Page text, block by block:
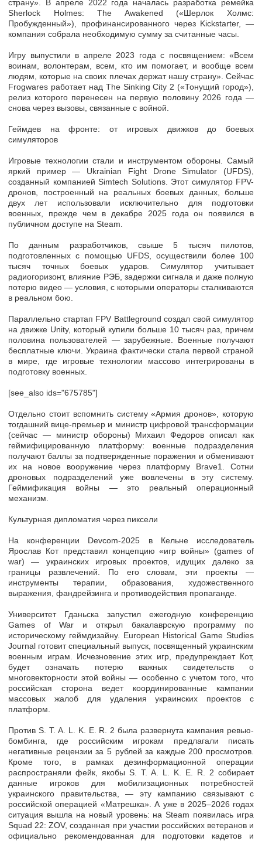
страну». В апреле 2022 года началась разработка ремейка
Sherlock Holmes: The Awakened («Шерлок Холмс:
Пробужденный»), профинансированного через Kickstarter, —
компания собрала необходимую сумму за считанные часы.
Игру выпустили в апреле 2023 года с посвящением: «Всем
воинам, волонтерам, всем, кто им помогает, и вообще всем
людям, которые на своих плечах держат нашу страну». Сейчас
Frogwares работает над The Sinking City 2 («Тонущий город»),
релиз которого перенесен на первую половину 2026 года —
снова через вызовы, связанные с войной.
Геймдев на фронте: от игровых движков до боевых
симуляторов
Игровые технологии стали и инструментом обороны. Самый
яркий пример — Ukrainian Fight Drone Simulator (UFDS),
созданный компанией Simtech Solutions. Этот симулятор FPV-
дронов, построенный на реальных боевых данных, больше
двух лет использовали исключительно для подготовки
военных, прежде чем в декабре 2025 года он появился в
публичном доступе на Steam.
По данным разработчиков, свыше 5 тысяч пилотов,
подготовленных с помощью UFDS, осуществили более 100
тысяч точных боевых ударов. Симулятор учитывает
радиогоризонт, влияние РЭБ, задержки сигнала и даже полную
потерю видео — условия, с которыми операторы сталкиваются
в реальном бою.
Параллельно стартап FPV Battleground создал свой симулятор
на движке Unity, который купили больше 10 тысяч раз, причем
половина пользователей — зарубежные. Военные получают
бесплатные ключи. Украина фактически стала первой страной
в мире, где игровые технологии массово интегрированы в
подготовку военных.
[see_also ids="675785"]
Отдельно стоит вспомнить систему «Армия дронов», которую
тогдашний вице-премьер и министр цифровой трансформации
(сейчас — министр обороны) Михаил Федоров описал как
геймифицированную платформу: военные подразделения
получают баллы за подтвержденные поражения и обменивают
их на новое вооружение через платформу Brave1. Сотни
дроновых подразделений уже вовлечены в эту систему.
Геймификация войны — это реальный операционный
механизм.
Культурная дипломатия через пиксели
На конференции Devcom-2025 в Кельне исследователь
Ярослав Кот представил концепцию «игр войны» (games of
war) — украинских игровых проектов, идущих далеко за
границы развлечений. По его словам, эти проекты —
инструменты терапии, образования, художественного
выражения, фандрейзинга и противодействия пропаганде.
Университет Гданьска запустил ежегодную конференцию
Games of War и открыл бакалаврскую программу по
историческому геймдизайну. European Historical Game Studies
Journal готовит специальный выпуск, посвященный украинским
военным играм. Исчезновение этих игр, предупреждает Кот,
будет означать потерю важных свидетельств о
многовекторности этой войны — особенно с учетом того, что
российская сторона ведет координированные кампании
массовых жалоб для удаления украинских проектов с
платформ.
Против S. T. A. L. K. E. R. 2 была развернута кампания ревью-
бомбинга, где российским игрокам предлагали писать
негативные рецензии за 5 рублей за каждые 200 просмотров.
Кроме того, в рамках дезинформационной операции
распространяли фейк, якобы S. T. A. L. K. E. R. 2 собирает
данные игроков для мобилизационных потребностей
украинского правительства, — эту кампанию связывают с
российской операцией «Матрешка». А уже в 2025–2026 годах
ситуация вышла на новый уровень: на Steam появилась игра
Squad 22: ZOV, созданная при участии российских ветеранов и
официально рекомендованная для подготовки кадетов и